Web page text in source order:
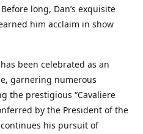
long, Dan’s exquisite
him acclaim in show
has been celebrated as an
garnering numerous
the prestigious “Cavaliere
by the President of the
his pursuit of